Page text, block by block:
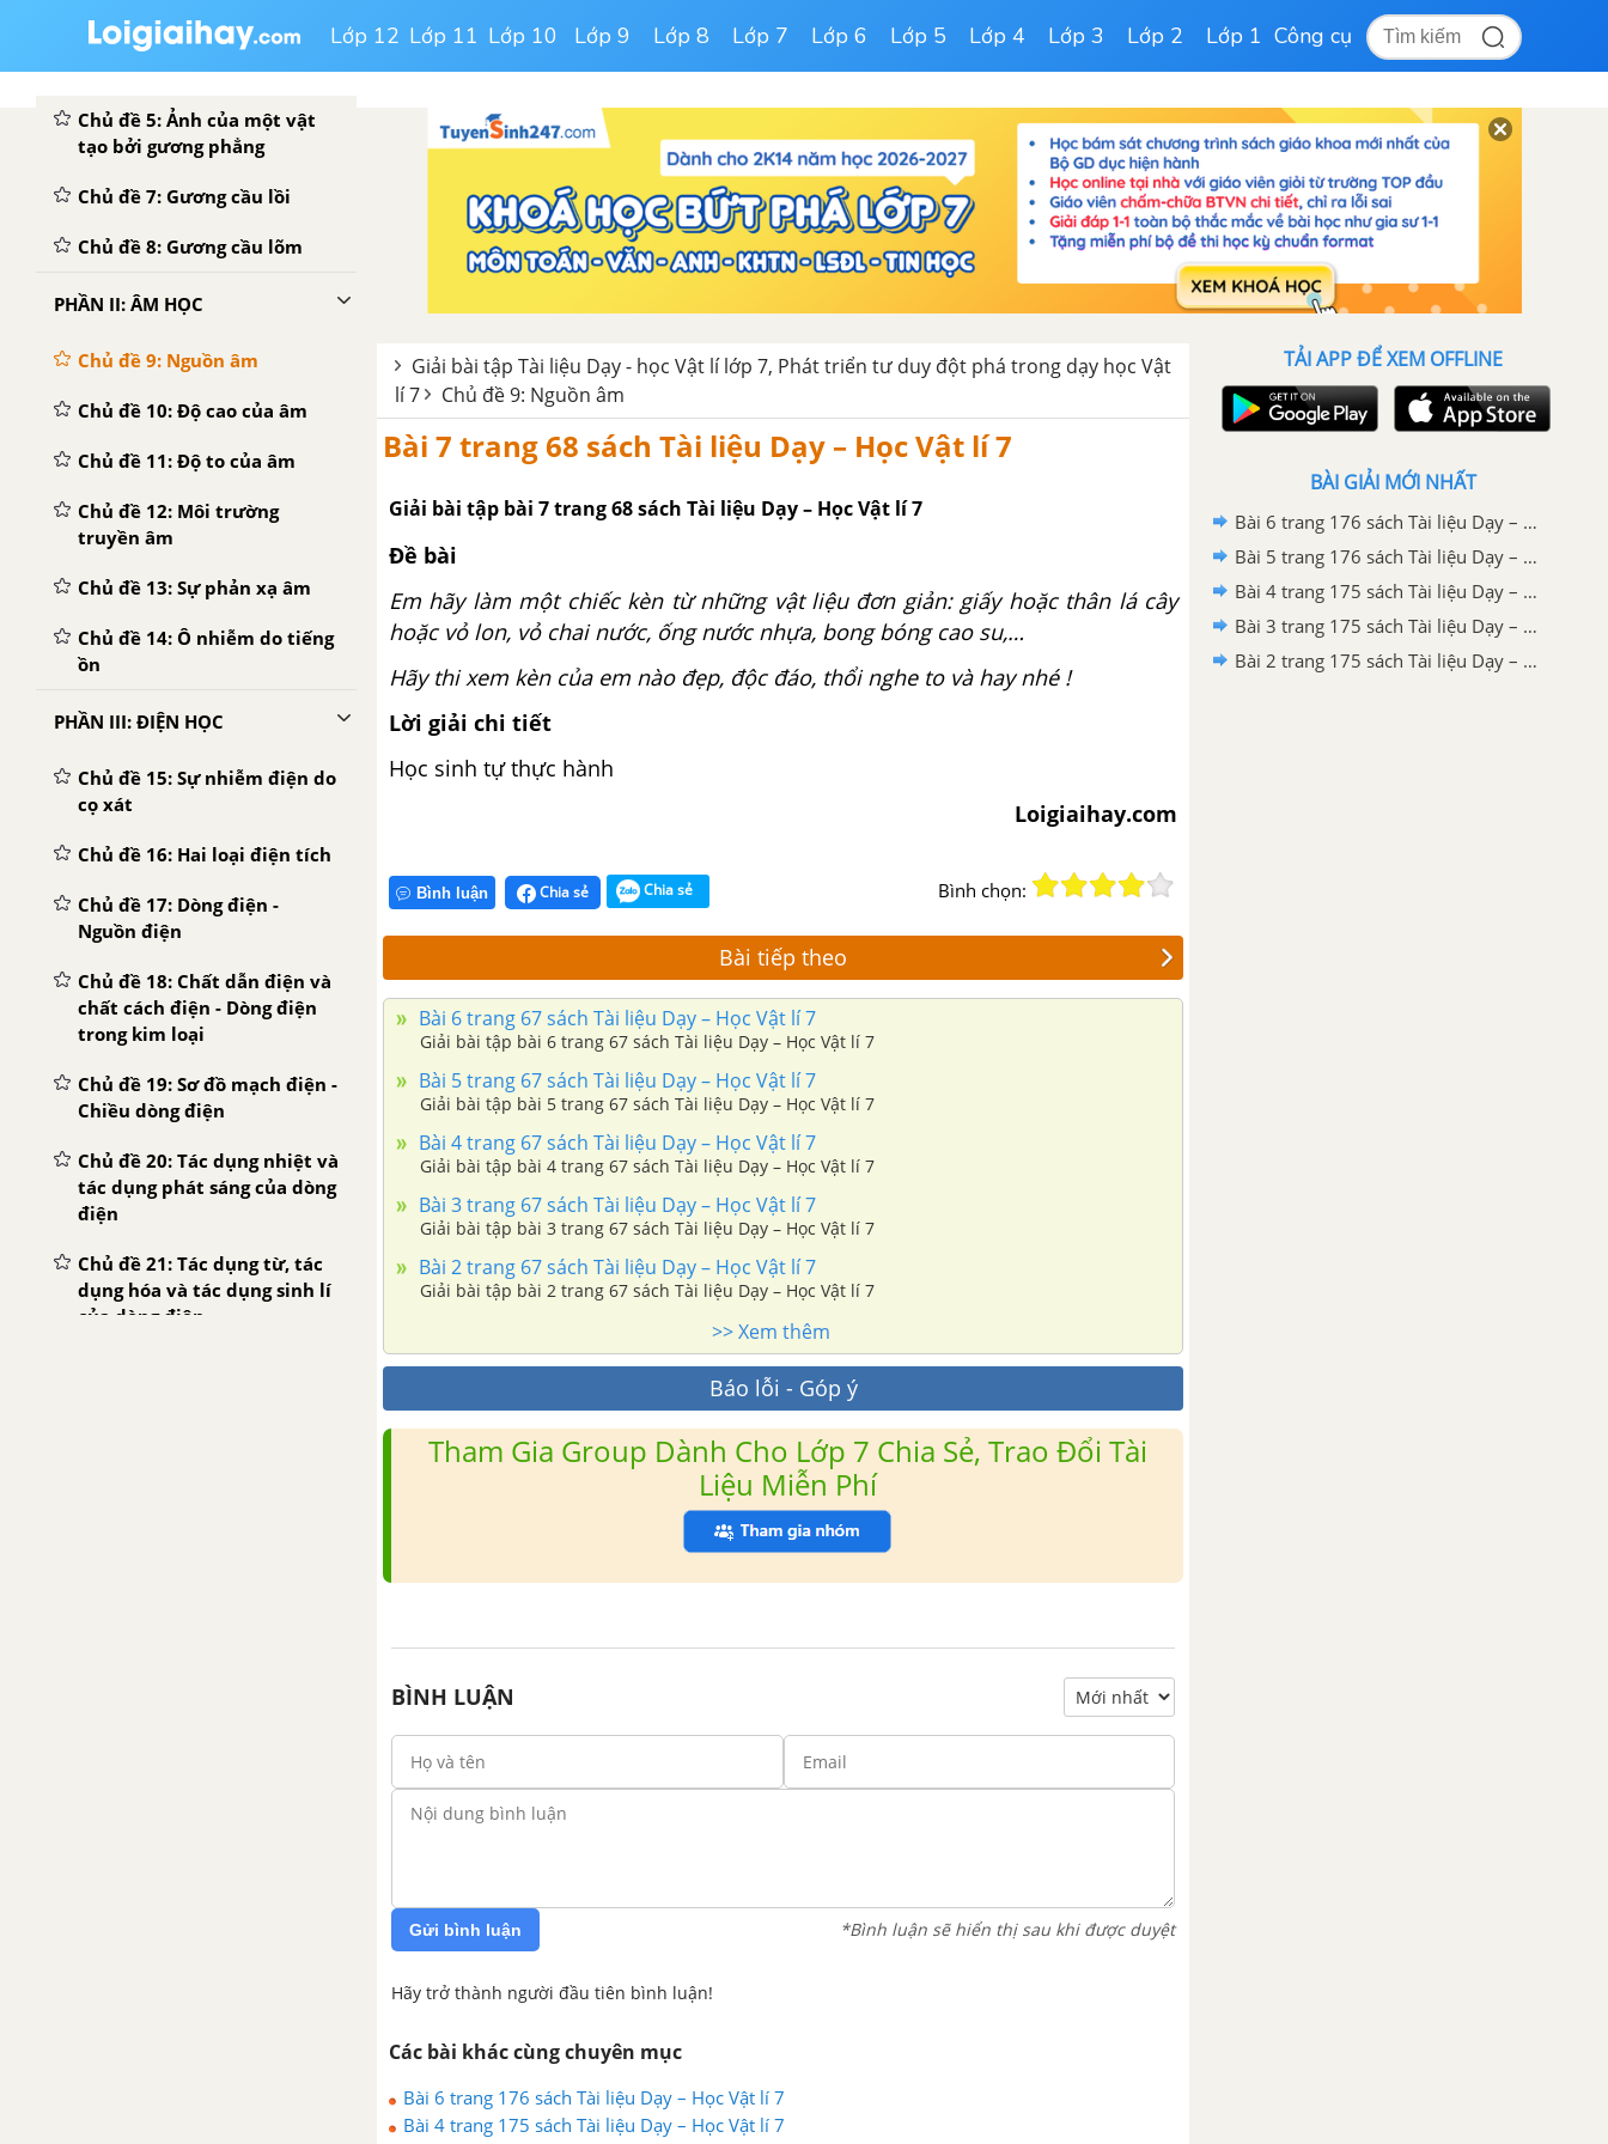
Lớp 12 Lớp 11 Lớp 10 Lớp 9 Lớp 8 Lớp 7 Lớp 6 Lớp 5 Lớp 4 Lớp 3 Lớp 2 Lớp 1 Công cụ
Chủ đề 4: Định luật phản xạ
ánh sáng
Chủ đề 5: Ảnh của một vật
tạo bởi gương phẳng
Chủ đề 7: Gương cầu lồi
Chủ đề 8: Gương cầu lõm
PHẦN II: ÂM HỌC
Chủ đề 9: Nguồn âm
Chủ đề 10: Độ cao của âm
Chủ đề 11: Độ to của âm
Chủ đề 12: Môi trường
truyền âm
Chủ đề 13: Sự phản xạ âm
Chủ đề 14: Ô nhiễm do tiếng
ồn
PHẦN III: ĐIỆN HỌC
Chủ đề 15: Sự nhiễm điện do
cọ xát
Chủ đề 16: Hai loại điện tích
Chủ đề 17: Dòng điện -
Nguồn điện
Chủ đề 18: Chất dẫn điện và
chất cách điện - Dòng điện
trong kim loại
Chủ đề 19: Sơ đồ mạch điện -
Chiều dòng điện
Chủ đề 20: Tác dụng nhiệt và
tác dụng phát sáng của dòng
điện
Chủ đề 21: Tác dụng từ, tác
dụng hóa và tác dụng sinh lí
của dòng điện
Giải bài tập Tài liệu Dạy - học Vật lí lớp 7, Phát triển tư duy đột phá trong dạy học Vật
lí 7
Chủ đề 9: Nguồn âm
Bài 7 trang 68 sách Tài liệu Dạy – Học Vật lí 7
Giải bài tập bài 7 trang 68 sách Tài liệu Dạy – Học Vật lí 7
Đề bài
Em hãy làm một chiếc kèn từ những vật liệu đơn giản: giấy hoặc thân lá cây
hoặc vỏ lon, vỏ chai nước, ống nước nhựa, bong bóng cao su,…
Hãy thi xem kèn của em nào đẹp, độc đáo, thổi nghe to và hay nhé !
Lời giải chi tiết
Học sinh tự thực hành
Loigiaihay.com
Bình luận Chia sẻ Chia sẻ Bình chọn:
Bài tiếp theo
Bài 6 trang 67 sách Tài liệu Dạy – Học Vật lí 7
Giải bài tập bài 6 trang 67 sách Tài liệu Dạy – Học Vật lí 7
Bài 5 trang 67 sách Tài liệu Dạy – Học Vật lí 7
Giải bài tập bài 5 trang 67 sách Tài liệu Dạy – Học Vật lí 7
Bài 4 trang 67 sách Tài liệu Dạy – Học Vật lí 7
Giải bài tập bài 4 trang 67 sách Tài liệu Dạy – Học Vật lí 7
Bài 3 trang 67 sách Tài liệu Dạy – Học Vật lí 7
Giải bài tập bài 3 trang 67 sách Tài liệu Dạy – Học Vật lí 7
Bài 2 trang 67 sách Tài liệu Dạy – Học Vật lí 7
Giải bài tập bài 2 trang 67 sách Tài liệu Dạy – Học Vật lí 7
>> Xem thêm
Báo lỗi - Góp ý
Tham Gia Group Dành Cho Lớp 7 Chia Sẻ, Trao Đổi Tài
Liệu Miễn Phí
BÌNH LUẬN
Gửi bình luận *Bình luận sẽ hiển thị sau khi được duyệt
Hãy trở thành người đầu tiên bình luận!
Các bài khác cùng chuyên mục
Bài 6 trang 176 sách Tài liệu Dạy – Học Vật lí 7
Bài 4 trang 175 sách Tài liệu Dạy – Học Vật lí 7
TẢI APP ĐỂ XEM OFFLINE
BÀI GIẢI MỚI NHẤT
Bài 6 trang 176 sách Tài liệu Dạy – Học Vật lí 7
Bài 5 trang 176 sách Tài liệu Dạy – Học Vật lí 7
Bài 4 trang 175 sách Tài liệu Dạy – Học Vật lí 7
Bài 3 trang 175 sách Tài liệu Dạy – Học Vật lí 7
Bài 2 trang 175 sách Tài liệu Dạy – Học Vật lí 7